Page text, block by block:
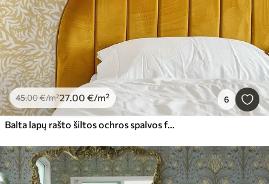
45.00€/m²27.00 €/m² 6
Balta lapų rašto šiltos ochros spalvos fone, sukasi ritmiškai